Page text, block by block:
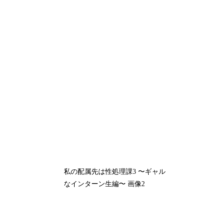
私の配属先は性処理課3 〜ギャル
なインターン生編〜 画像2